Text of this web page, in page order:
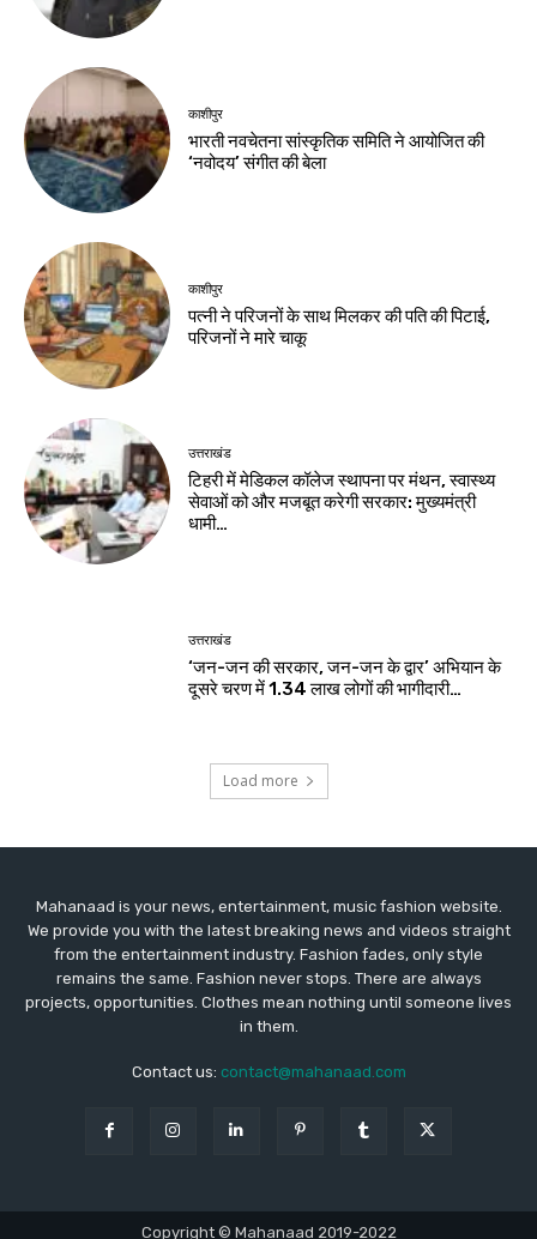
काशीपुर
भारती नवचेतना सांस्कृतिक समिति ने आयोजित की
‘नवोदय’ संगीत की बेला
काशीपुर
पत्नी ने परिजनों के साथ मिलकर की पति की पिटाई,
परिजनों ने मारे चाकू
उत्तराखंड
टिहरी में मेडिकल कॉलेज स्थापना पर मंथन, स्वास्थ्य
सेवाओं को और मजबूत करेगी सरकार: मुख्यमंत्री
धामी…
उत्तराखंड
‘जन-जन की सरकार, जन-जन के द्वार’ अभियान के
दूसरे चरण में 1.34 लाख लोगों की भागीदारी…
Load more
Mahanaad is your news, entertainment, music fashion website.
We provide you with the latest breaking news and videos straight
from the entertainment industry. Fashion fades, only style
remains the same. Fashion never stops. There are always
projects, opportunities. Clothes mean nothing until someone lives
in them.
Contact us: contact@mahanaad.com
Copyright © Mahanaad 2019-2022